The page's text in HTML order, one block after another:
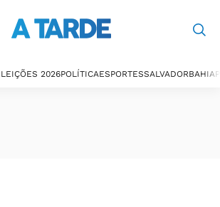
2026POLÍTICAESPORTESSALVADORBAHIA